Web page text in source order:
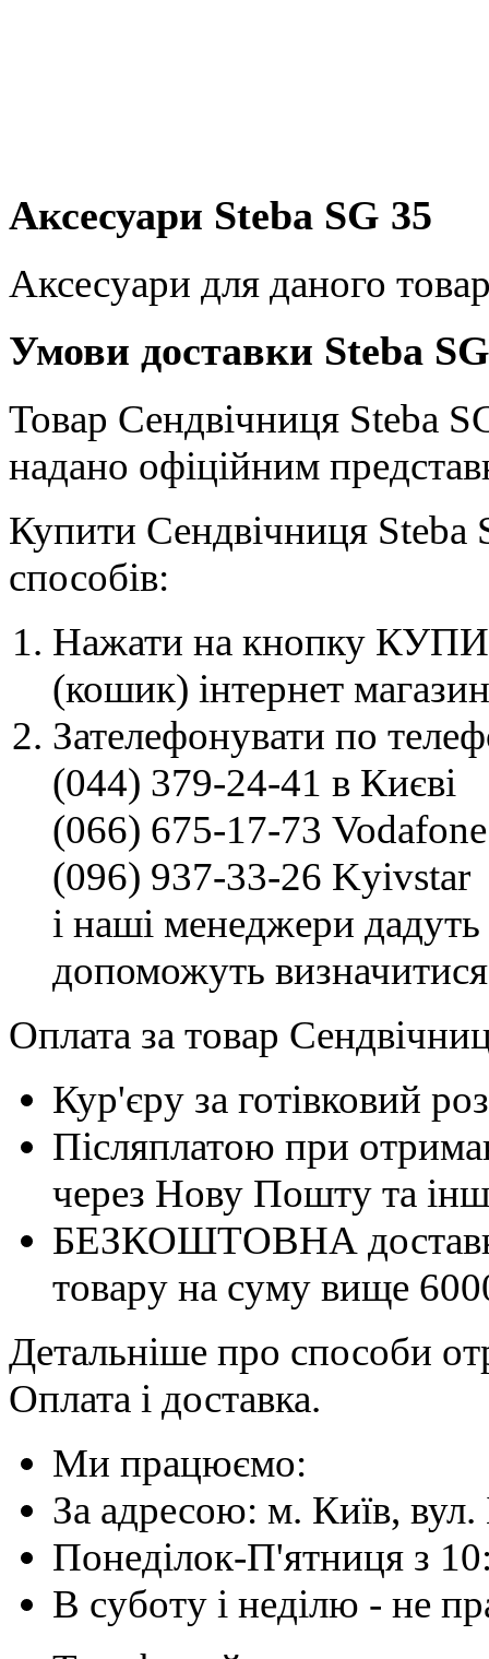
Аксесуари Steba SG 35
Аксесуари для даного
Умови доставки Steba
Товар Сендвічниця Steba
надано офіційним
Купити Сендвічниця
способів:
Нажати на кнопку
(кошик) інтернет
Зателефонувати по
(044) 379-24-41 в Києві
(066) 675-17-73 Vodafone
(096) 937-33-26 Kyivstar
і наші менеджери дадуть
допоможуть
Оплата за товар
Кур'єру за готівковий
Післяплатою при
через Нову Пошту та
БЕЗКОШТОВНА
товару на суму вище
Детальніше про способи
Оплата і доставка.
Ми працюємо:
За адресою: м. Київ, вул.
Понеділок-П'ятниця з
В суботу і неділю - не